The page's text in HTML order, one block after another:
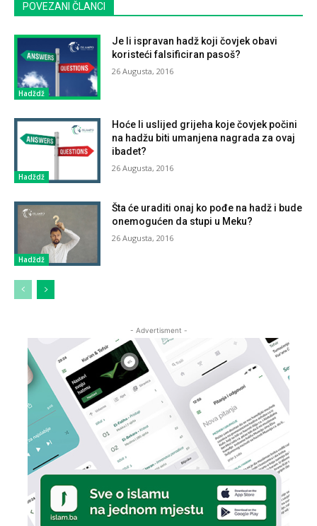
POVEZANI ČLANCI
Hadždž
Je li ispravan hadž koji čovjek obavi
koristeći falsificiran pasoš?
26 Augusta, 2016
Hadždž
Hoće li uslijed grijeha koje čovjek počini
na hadžu biti umanjena nagrada za ovaj
ibadet?
26 Augusta, 2016
Hadždž
Šta će uraditi onaj ko pođe na hadž i bude
onemogućen da stupi u Meku?
26 Augusta, 2016
- Advertisment -